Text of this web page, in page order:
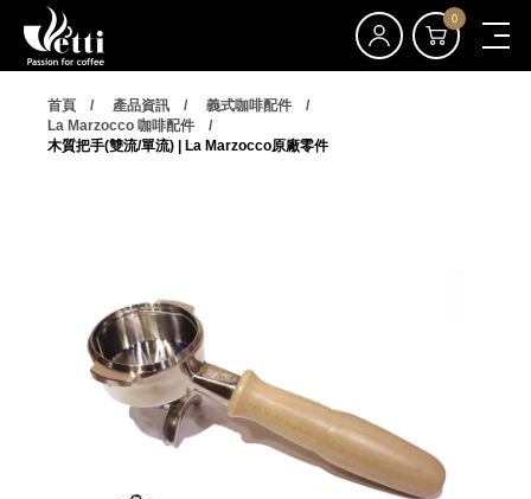
0
首頁 產品資訊
義式咖啡配件
La Marzocco 咖啡配件
木質把手(雙流/單流) | La Marzocco原廠零件